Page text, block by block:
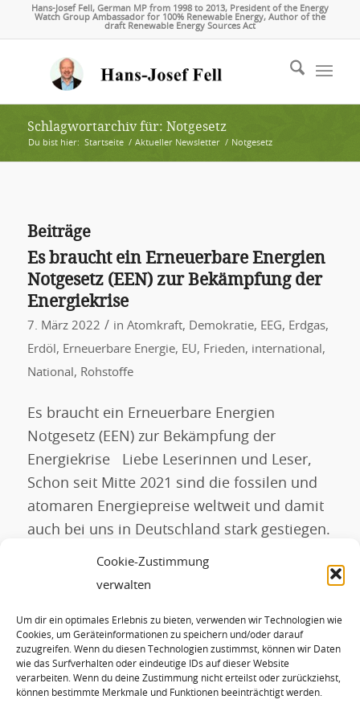
Cookie-Zustimmung
verwalten
Um dir ein optimales Erlebnis zu bieten, verwenden wir Technologien wie
Cookies, um Geräteinformationen zu speichern und/oder darauf
zuzugreifen. Wenn du diesen Technologien zustimmst, können wir Daten
wie das Surfverhalten oder eindeutige IDs auf dieser Website
verarbeiten. Wenn du deine Zustimmung nicht erteilst oder zurückziehst,
können bestimmte Merkmale und Funktionen beeinträchtigt werden.
Hans-Josef Fell, German MP from 1998 to 2013, President of the Energy
Watch Group Ambassador for 100% Renewable Energy, Author of the
draft Renewable Energy Sources Act
Schlagwortarchiv für: Notgesetz
Du bist hier: Startseite / Aktueller Newsletter / Notgesetz
Beiträge
Es braucht ein Erneuerbare Energien
Notgesetz (EEN) zur Bekämpfung der
Energiekrise
7. März 2022 / in Atomkraft, Demokratie, EEG, Erdgas,
Erdöl , Erneuerbare Energie, EU, Frieden, international ,
National , Rohstoffe
Es braucht ein Erneuerbare Energien
Notgesetz (EEN) zur Bekämpfung der
Energiekrise Liebe Leserinnen und Leser,
Schon seit Mitte 2021 sind die fossilen und
atomaren Energiepreise weltweit und damit
auch bei uns in Deutschland stark gestiegen.
Die Ursachen sind vielfältig: Verknappungen
durch Förderrückgang, Spekulationen,
Seit dem Kriegsangriff Russlands auf die
Ukraine […]